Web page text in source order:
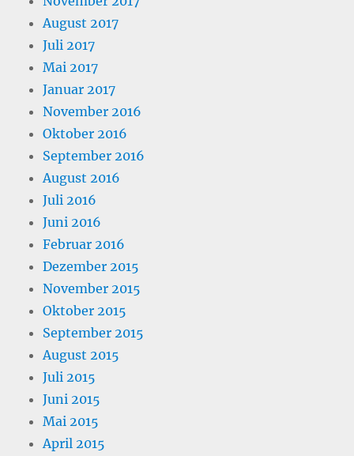
August 2017
Juli 2017
Mai 2017
Januar 2017
November 2016
Oktober 2016
September 2016
August 2016
Juli 2016
Juni 2016
Februar 2016
Dezember 2015
November 2015
Oktober 2015
September 2015
August 2015
Juli 2015
Juni 2015
Mai 2015
April 2015